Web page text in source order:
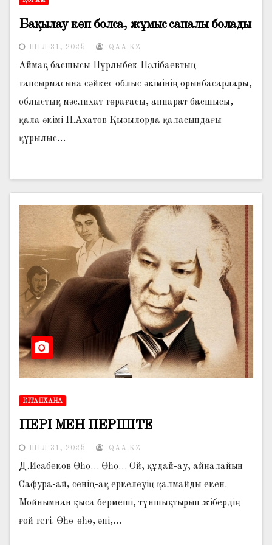
Бақылау көп болса, жұмыс сапалы болады
ШІЛ 31, 2025 QAA.KZ
Аймақ басшысы Нұрлыбек Нәлібаевтың
тапсырмасына сәйкес облыс әкімінің орын­басарлары,
облыстық мәслихат төрағасы, аппарат басшысы,
қала әкімі Н.Ахатов Қызылорда қаласындағы
құрылыс…
КІТАПХАНА
ПЕРІ МЕН ПЕРІШТЕ
ШІЛ 31, 2025 QAA.KZ
Д.Исабеков Өһө… Өһө… Ой, құдай-ау, айналайын
Сафура-ай, сенің-ақ еркелеуің қалмайды екен.
Мойнымнан қыса бермеші, тұн­шықтырып жібердің
ғой тегі. Өһө-өһө, әні,…